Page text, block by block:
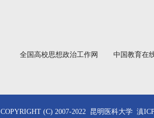
全国高校思想政治工作网
中国教育在
COPYRIGHT (C) 2007-2022 昆明医科大学 滇